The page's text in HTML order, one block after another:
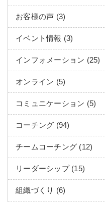
お客様の声 (3)
イベント情報 (3)
インフォメーション (25)
オンライン (5)
コミュニケーション (5)
コーチング (94)
チームコーチング (12)
リーダーシップ (15)
組織づくり (6)